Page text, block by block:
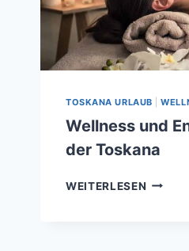
TOSKANA URLAUB |
Wellness und
der Toskana
WEITERLESEN